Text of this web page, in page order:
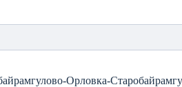
Орловка-